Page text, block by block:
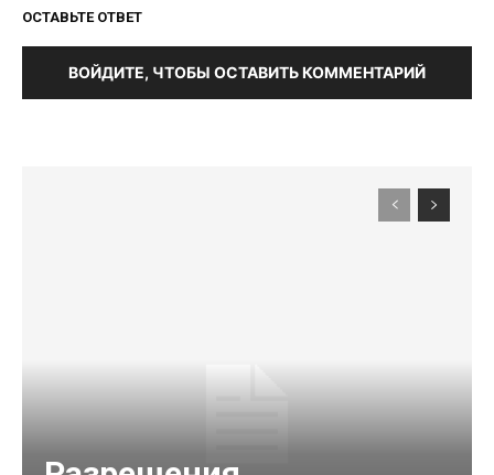
ОСТАВЬТЕ ОТВЕТ
ВОЙДИТЕ, ЧТОБЫ ОСТАВИТЬ КОММЕНТАРИЙ